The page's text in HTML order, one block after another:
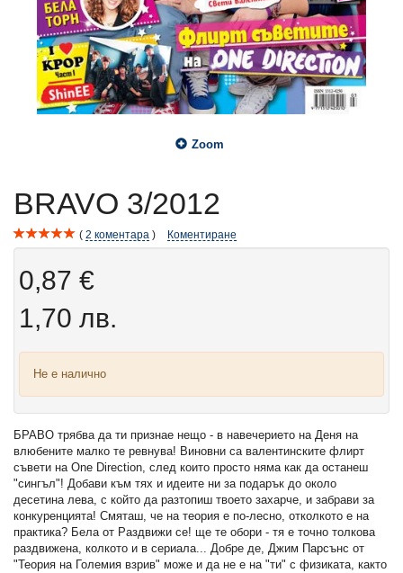
Zoom
BRAVO 3/2012
2 коментара Коментиране
0,87 €
1,70 лв.
Не е налично
БРАВО трябва да ти признае нещо - в навечерието на Деня на
влюбените малко те ревнува! Виновни са валентинските флирт
съвети на One Direction, след които просто няма как да останеш
"сингъл"! Добави към тях и идеите ни за подарък до около
десетина лева, с който да разтопиш твоето захарче, и забрави за
конкуренцията! Смяташ, че на теория е по-лесно, отколкото е на
практика? Бела от Раздвижи се! ще те обори - тя е точно толкова
раздвижена, колкото и в сериала... Добре де, Джим Парсънс от
"Теория на Големия взрив" може и да не е на "ти" с физиката, както